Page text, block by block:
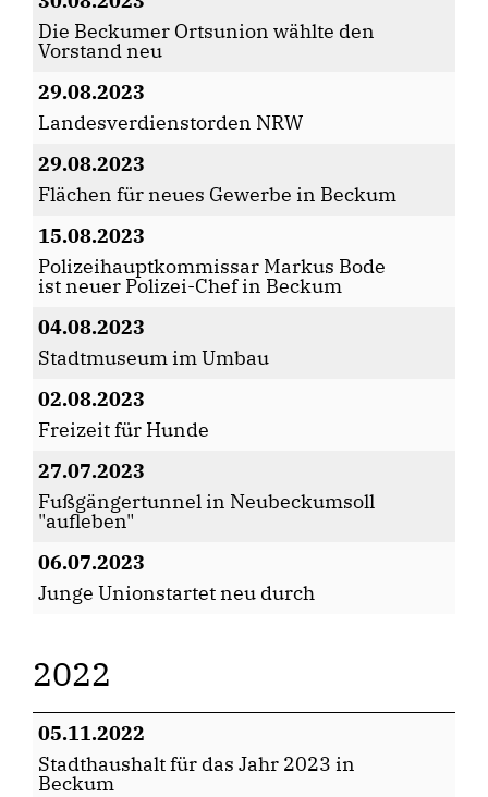
Die Beckumer Ortsunion wählte den
Vorstand neu
29.08.2023
Landesverdienstorden NRW
29.08.2023
Flächen für neues Gewerbe in Beckum
15.08.2023
Polizeihauptkommissar Markus Bode
ist neuer Polizei-Chef in Beckum
04.08.2023
Stadtmuseum im Umbau
02.08.2023
Freizeit für Hunde
27.07.2023
Fußgängertunnel in Neubeckumsoll
"aufleben"
06.07.2023
Junge Unionstartet neu durch
2022
05.11.2022
Stadthaushalt für das Jahr 2023 in
Beckum